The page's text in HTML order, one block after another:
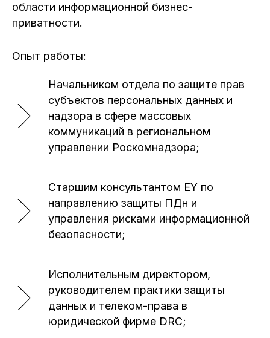
области информационной бизнес-
приватности.
Опыт работы:
Начальником отдела по защите прав
субъектов персональных данных и
надзора в сфере массовых
коммуникаций в региональном
управлении Роскомнадзора;
Старшим консультантом EY по
направлению защиты ПДн и
управления рисками информационной
безопасности;
Исполнительным директором,
руководителем практики защиты
данных и телеком-права в
юридической фирме DRC;